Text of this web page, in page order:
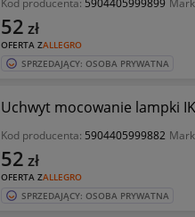
Kod producenta: 5904405999899
OFERTA ZALLEGRO
52 zł
SPRZEDAJĄCY: OSOBA PRYWATNA
Uchwyt mocowanie lampki
Kod producenta: 5904405999882
OFERTA ZALLEGRO
52 zł
SPRZEDAJĄCY: OSOBA PRYWATNA